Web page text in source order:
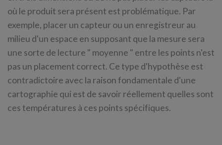
où le produit sera présent est problématique. Par
exemple, placer un capteur ou un enregistreur au
milieu d'un espace en supposant que la mesure sera
une sorte de lecture " moyenne " entre les points n'est
pas un placement correct. Ce type d'hypothèse est
contradictoire avec la raison fondamentale d'une
cartographie qui est de savoir réellement quelles sont
ces températures à ces points spécifiques.